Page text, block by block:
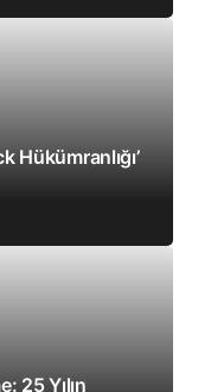
Hükümranlığı’
25 Yılın